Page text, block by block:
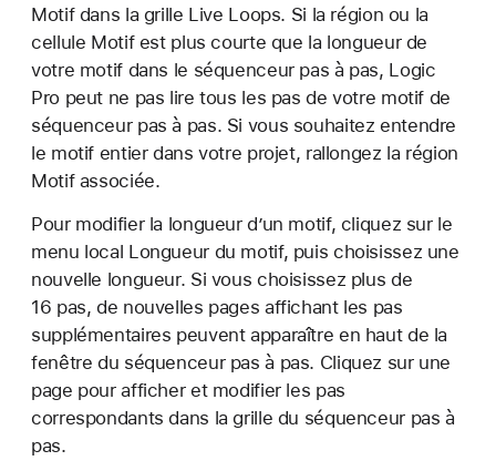
Motif dans la grille Live Loops. Si la région ou la
cellule Motif est plus courte que la longueur de
votre motif dans le séquenceur pas à pas, Logic
Pro peut ne pas lire tous les pas de votre motif de
séquenceur pas à pas. Si vous souhaitez entendre
le motif entier dans votre projet, rallongez la région
Motif associée.
Pour modifier la longueur d’un motif, cliquez sur le
menu local Longueur du motif, puis choisissez une
nouvelle longueur. Si vous choisissez plus de
16 pas, de nouvelles pages affichant les pas
supplémentaires peuvent apparaître en haut de la
fenêtre du séquenceur pas à pas. Cliquez sur une
page pour afficher et modifier les pas
correspondants dans la grille du séquenceur pas à
pas.